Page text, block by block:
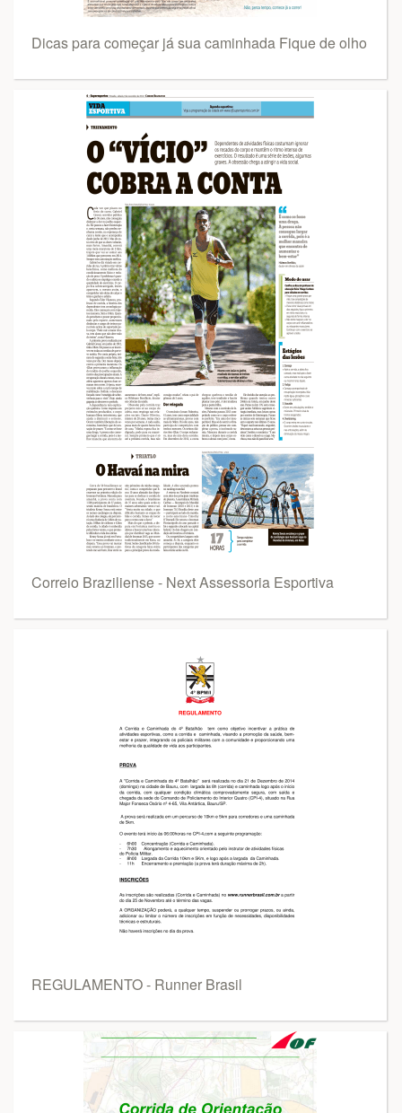
Dicas para começar já sua caminhada Fique de olho
Correio Braziliense - Next Assessoria Esportiva
REGULAMENTO - Runner Brasil